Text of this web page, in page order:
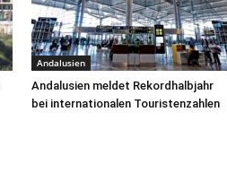
Andalusien
Andalusien meldet Rekordhalbjahr
bei internationalen Touristenzahlen